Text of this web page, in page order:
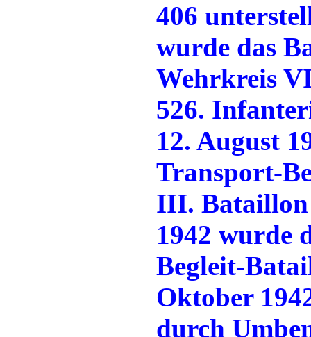
406
wurde das
Wehrkreis
526.
12. August
Transport-
III. Bataillon
1942 wurde
Begleit-
Oktober
durch